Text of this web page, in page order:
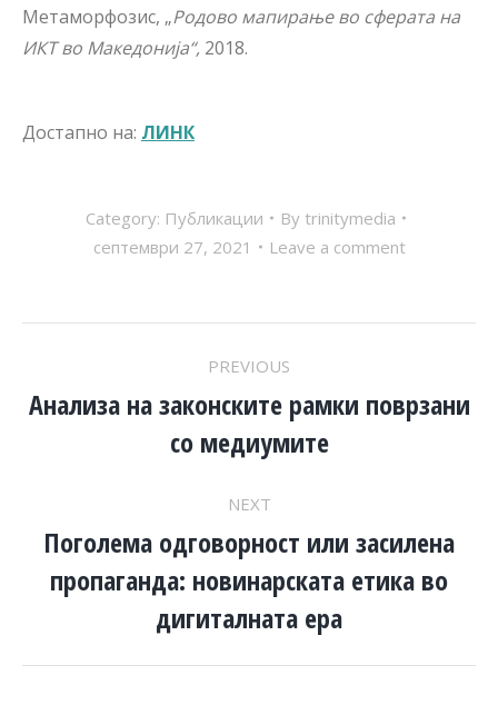
Метаморфозис, „Родово мапирање во сферата на
ИКТ во Македонија“, 2018.
Достапно на: ЛИНК
Category: Публикации By trinitymedia
септември 27, 2021
Leave a comment
NAVIGATION
PREVIOUS
Previous
post:
Анализа на законските рамки поврзани
со медиумите
NEXT
Next
post:
Поголема одговорност или засилена
пропаганда: новинарската етика во
дигиталната ера